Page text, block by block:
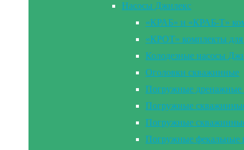
Насосы Джилекс
«КРАБ» и «КРАБ-Т»
«КРОТ» комплекты для
Колодезные насосы
Оголовки скважинные
Погружные дренажные
Погружные
Погружные
Погружные фекальные